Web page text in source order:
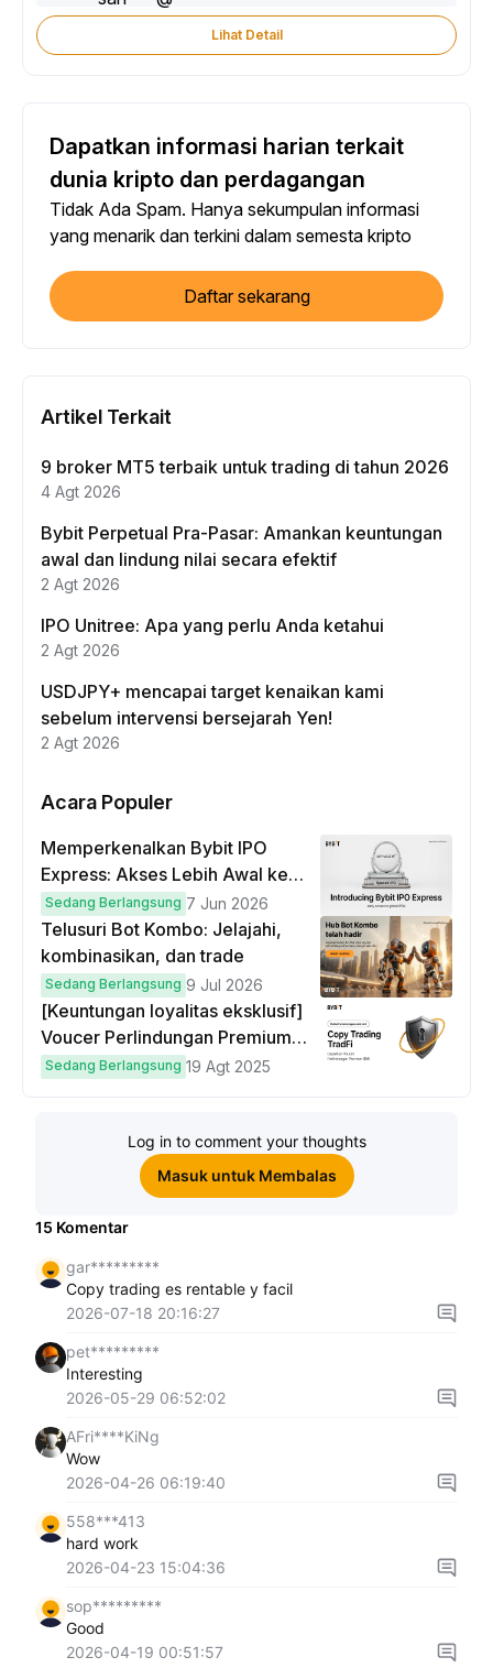
Lihat Detail
Dapatkan informasi harian terkait
dunia kripto dan perdagangan
Tidak Ada Spam. Hanya sekumpulan informasi
yang menarik dan terkini dalam semesta kripto
Daftar sekarang
Artikel Terkait
9 broker MT5 terbaik untuk trading di tahun 2026
4 Agt 2026
Bybit Perpetual Pra-Pasar: Amankan keuntungan
awal dan lindung nilai secara efektif
2 Agt 2026
IPO Unitree: Apa yang perlu Anda ketahui
2 Agt 2026
USDJPY+ mencapai target kenaikan kami
sebelum intervensi bersejarah Yen!
2 Agt 2026
Acara Populer
Memperkenalkan Bybit IPO
Express: Akses Lebih Awal ke
IPO Global!
Sedang Berlangsung 7 Jun 2026
Telusuri Bot Kombo: Jelajahi,
kombinasikan, dan trade
Sedang Berlangsung 9 Jul 2026
[Keuntungan loyalitas eksklusif]
Voucer Perlindungan Premium
hingga $50
Sedang Berlangsung 19 Agt 2025
Log in to comment your thoughts
Masuk untuk Membalas
15 Komentar
gar*********
Copy trading es rentable y facil
2026-07-18 20:16:27
pet*********
Interesting
2026-05-29 06:52:02
AFri****KiNg
Wow
2026-04-26 06:19:40
558***413
hard work
2026-04-23 15:04:36
sop*********
Good
2026-04-19 00:51:57